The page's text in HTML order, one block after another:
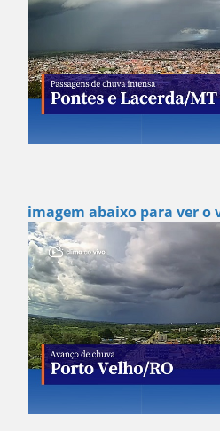
imagem abaixo para ver o